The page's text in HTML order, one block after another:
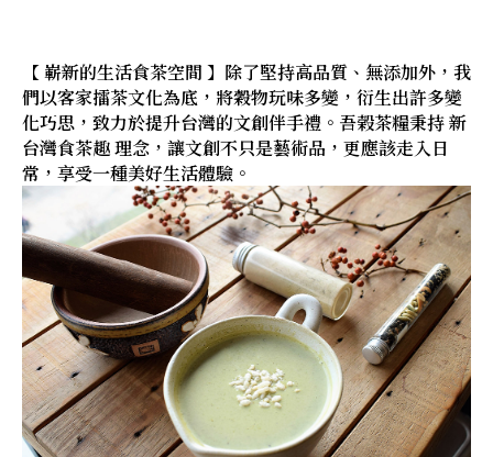
【 嶄新的生活食茶空間 】除了堅持高品質、無添加外，我
們以客家擂茶文化為底，將穀物玩味多變，衍生出許多變
化巧思，致力於提升台灣的文創伴手禮。吾榖茶糧秉持 新
台灣食茶趣 理念，讓文創不只是藝術品，更應該走入日
常，享受一種美好生活體驗。